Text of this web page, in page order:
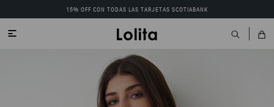
15% OFF CON TODAS LAS TARJETAS SCOTIABANK
